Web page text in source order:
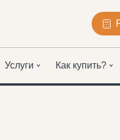
Услуги Как купить?